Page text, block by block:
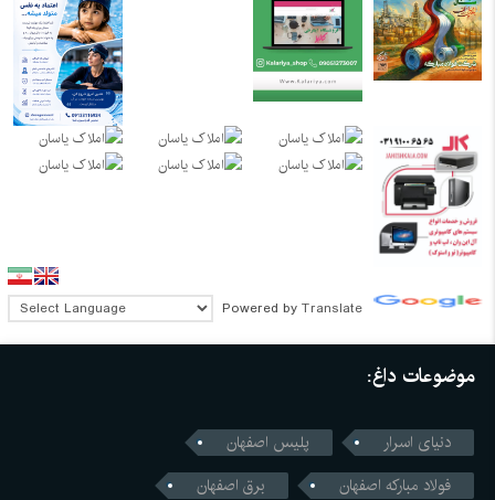
Powered by Translate
موضوعات داغ:
دنیای اسرار
پلیس اصفهان
فولاد مبارکه اصفهان
برق اصفهان